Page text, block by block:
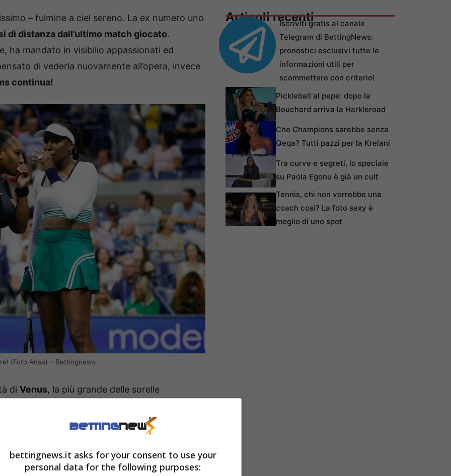
– fulmine a ciel sereno. La ex numero uno
di distanza dall’ultimo match giocato.
ha mandato in visibilio appassionati ed
di vederla nuovamente all’opera, invece
continua!
(Foto Ansa) – Bettingnews
di Venus, la più grande delle sorelle
La 23 volte campionessa slam (7 in
nel circuito maggiore all’età di45 anni
datato marzo 2024, ma ha sempre
regalarsi qualche ultimo coup de théâtre.
Articoli recentiIscriviti gratis al canale
Telegram di BettingNews:
pronostici esclusivi tutte le
informazioni utili per
scommettere con criterio!
Pickleball al pepe: dopo la
Bouchard arriva la Harkleroad
Che Champions sarebbe senza
Qeqa? Tutti pazzi per la Krelani
Tra curve e segreti, lo speciale
su Paola Egonu è già un cult
Tennis, chi non vorrebbe una
coach così? La foto sexy è
meglio di uno spot
bettingnews.it asks for your consent to use your
personal data for the following purposes: